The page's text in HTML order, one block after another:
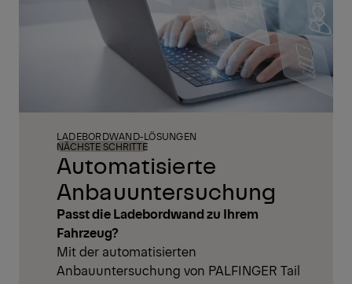
Automatisierte
Anbauuntersuchung
LADEBORDWAND-LÖSUNGEN
NÄCHSTE SCHRITTE
Passt die Ladebordwand zu Ihrem
Fahrzeug?
Mit der automatisierten
Anbauuntersuchung von PALFINGER Tail